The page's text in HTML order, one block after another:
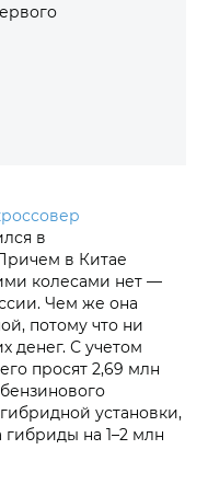
в
в Китае
колесами нет —
Чем же она
потому что ни
денег. С учетом
просят 2,69 млн
установки,
гибриды на 1–2 млн